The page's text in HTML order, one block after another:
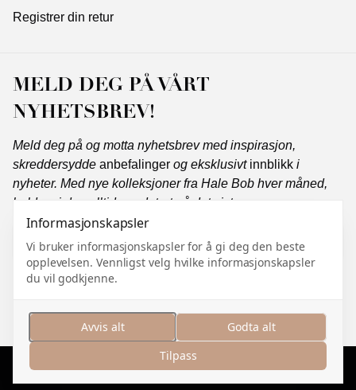
Registrer din retur
MELD DEG PÅ VÅRT
NYHETSBREV!
Meld deg på og motta nyhetsbrev med inspirasjon,
skreddersydde anbefalinger og eksklusivt innblikk i
nyheter. Med nye kolleksjoner fra Hale Bob hver måned,
holder vi deg alltid oppdatert på det siste.
Abonner
og jeg godtarpersonvernerklæringen.
Administrer informasjonskapsler
Informasjonskapsler
Vi bruker informasjonskapsler for å gi deg den beste
opplevelsen. Vennligst velg hvilke informasjonskapsler
du vil godkjenne.
Avvis alt
Godta alt
Tilpass